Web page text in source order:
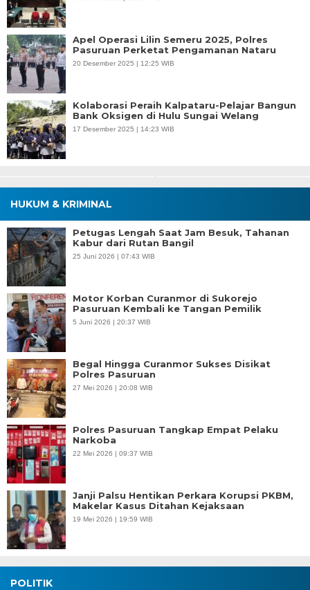
Apel Operasi Lilin Semeru 2025, Polres
Pasuruan Perketat Pengamanan Nataru
20 Desember 2025 | 12:25 WIB
Kolaborasi Peraih Kalpataru-Pelajar Bangun
Bank Oksigen di Hulu Sungai Welang
17 Desember 2025 | 14:23 WIB
HUKUM & KRIMINAL
Petugas Lengah Saat Jam Besuk, Tahanan
Kabur dari Rutan Bangil
25 Juni 2026 | 07:43 WIB
Motor Korban Curanmor di Sukorejo
Pasuruan Kembali ke Tangan Pemilik
5 Juni 2026 | 20:37 WIB
Begal Hingga Curanmor Sukses Disikat
Polres Pasuruan
27 Mei 2026 | 20:08 WIB
Polres Pasuruan Tangkap Empat Pelaku
Narkoba
22 Mei 2026 | 09:37 WIB
Janji Palsu Hentikan Perkara Korupsi PKBM,
Makelar Kasus Ditahan Kejaksaan
19 Mei 2026 | 19:59 WIB
POLITIK